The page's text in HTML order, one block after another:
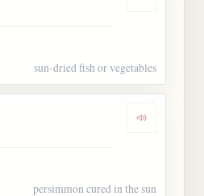
Dengarkan
sun-dried fish or vegetables
Dengarkan
persimmon cured in the sun